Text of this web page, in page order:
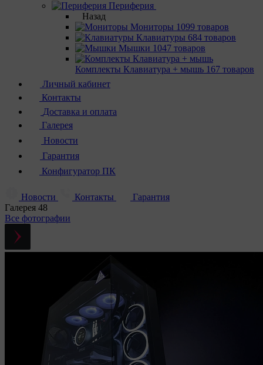
Периферия
Назад
Мониторы 1099 товаров
Клавиатуры 684 товаров
Мышки 1047 товаров
Комплекты Клавиатура + мышь 167 товаров
Личный кабинет
Контакты
Доставка и оплата
Галерея
Новости
Гарантия
Конфигуратор ПК
Новости Контакты
Гарантия
Галерея 48
Все фотографии